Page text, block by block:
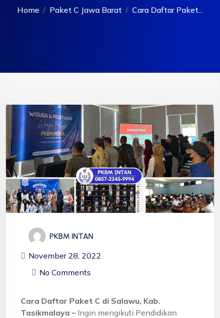
Home Paket C Jawa Barat Cara Daftar Paket...
PKBM INTAN
November 28, 2022
No Comments
Cara Daftar Paket C di Salawu, Kab.
Tasikmalaya – Ingin mengikuti Pendidikan